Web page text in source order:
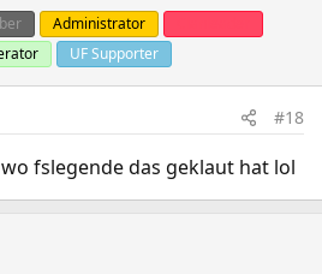
Administrator
UF Supporter
#18
fslegende das geklaut hat lol